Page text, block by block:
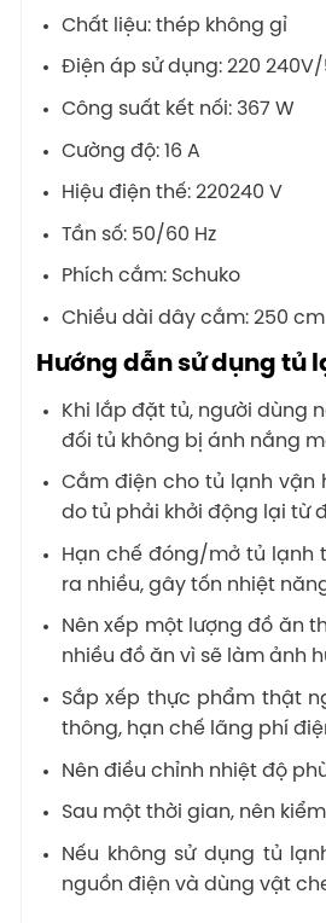
Chất liệu: thép không gỉ
Điện áp sử dụng: 220 240V/
Công suất kết nối: 367 W
Cường độ: 16 A
Hiệu điện thế: 220240 V
Tần số: 50/60 Hz
Phích cắm: Schuko
Chiều dài dây cắm: 250 cm
Hướng dẫn sử dụng tủ
Khi lắp đặt tủ, người dùng
đối tủ không bị ánh nắng
Cắm điện cho tủ lạnh vận
do tủ phải khởi động lại từ
Hạn chế đóng/mở tủ lạnh
ra nhiều, gây tốn nhiệt
Nên xếp một lượng đồ ăn
nhiều đồ ăn vì sẽ làm ảnh
Sắp xếp thực phẩm thật
thông, hạn chế lãng phí
Nên điều chỉnh nhiệt độ
Sau một thời gian, nên
Nếu không sử dụng tủ
nguồn điện và dùng vật